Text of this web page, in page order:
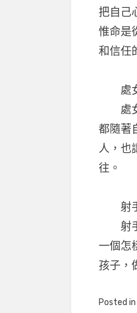
把自己
惟命是
和信任
處女
處女
都隨著
人，也
往。
射手
射手
一個怎
孩子，
Posted in